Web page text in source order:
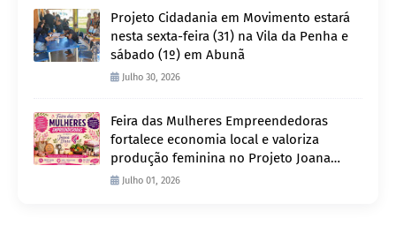
Projeto Cidadania em Movimento estará
nesta sexta-feira (31) na Vila da Penha e
sábado (1º) em Abunã
Julho 30, 2026
Feira das Mulheres Empreendedoras
fortalece economia local e valoriza
produção feminina no Projeto Joana
D’ArcJulho 01, 2026